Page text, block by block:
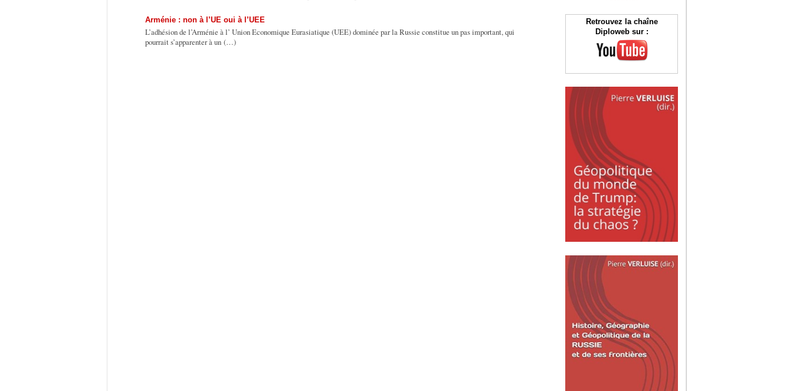
Arménie : non à l’UE oui à l’UEE
L’adhésion de l’Arménie à l’ Union Economique Eurasiatique (UEE) dominée par la Russie constitue un pas important, qui
pourrait s’apparenter à un (…)
Retrouvez la chaîne
Diploweb sur :